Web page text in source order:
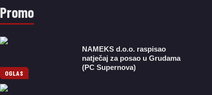
Promo
OGLAS
NAMEKS d.o.o. raspisao
natječaj za posao u Grudama
(PC Supernova)